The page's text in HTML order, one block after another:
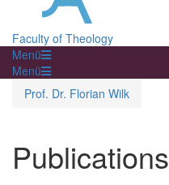
Faculty of Theology
Menü
Menü
Prof. Dr. Florian Wilk
Publications